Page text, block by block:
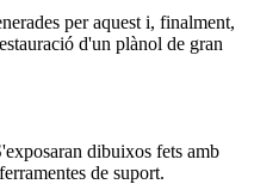
per aquest i, finalment,
d'un plànol de gran
dibuixos fets amb
de suport.